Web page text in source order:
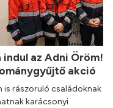
indul az Adni Öröm!
akció
is rászoruló családoknak
karácsonyi